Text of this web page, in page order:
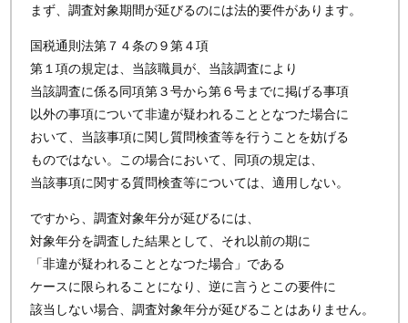
まず、調査対象期間が延びるのには法的要件があります。
国税通則法第７４条の９第４項
第１項の規定は、当該職員が、当該調査により
当該調査に係る同項第３号から第６号までに掲げる事項
以外の事項について非違が疑われることとなつた場合に
おいて、当該事項に関し質問検査等を行うことを妨げる
ものではない。この場合において、同項の規定は、
当該事項に関する質問検査等については、適用しない。
ですから、調査対象年分が延びるには、
対象年分を調査した結果として、それ以前の期に
「非違が疑われることとなつた場合」である
ケースに限られることになり、逆に言うとこの要件に
該当しない場合、調査対象年分が延びることはありません。